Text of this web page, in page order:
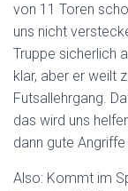
von 11 Toren
uns nicht
Truppe sicherlich
klar, aber er weilt
Futsallehrgang.
das wird uns
dann gute Angriffe
Also: Kommt im